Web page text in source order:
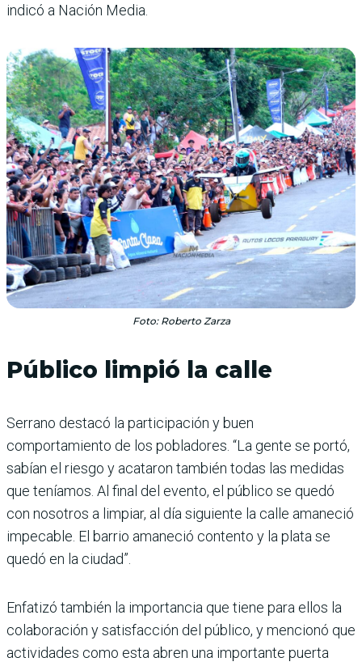
indicó a Nación Media.
Foto: Roberto Zarza
Público limpió la calle
Serrano destacó la participación y buen
comportamiento de los pobladores. “La gente se portó,
sabían el riesgo y acataron también todas las medidas
que teníamos. Al final del evento, el público se quedó
con nosotros a limpiar, al día siguiente la calle amaneció
impecable. El barrio amaneció contento y la plata se
quedó en la ciudad”.
Enfatizó también la importancia que tiene para ellos la
colaboración y satisfacción del público, y mencionó que
actividades como esta abren una importante puerta